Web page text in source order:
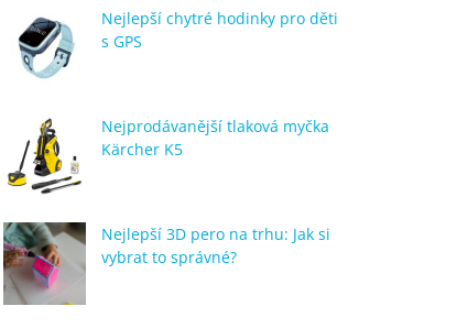
Nejlepší chytré hodinky pro děti
s GPS
Nejprodávanější tlaková myčka
Kärcher K5
Nejlepší 3D pero na trhu: Jak si
vybrat to správné?